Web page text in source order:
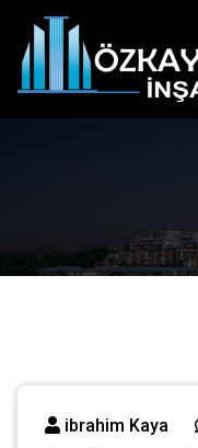
ibrahim Kaya